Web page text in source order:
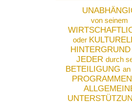
von seinem
oder
HINTERGRUND
JEDER durch
BETEILIGUNG an
PROGRAMMEN